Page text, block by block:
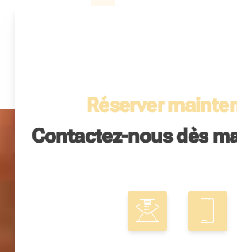
Réserver
Contactez-nous dès